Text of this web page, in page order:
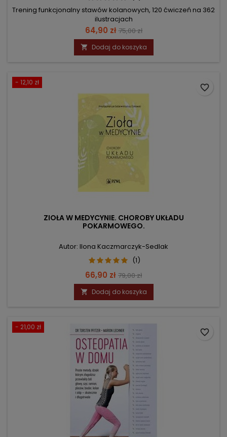
Trening funkcjonalny stawów kolanowych, 120 ćwiczeń na 362
ilustracjach
Cena
64,90 zł Cena
podstawowa
75,00 zł
 Dodaj do koszyka
- 12,10 zł
ZIOŁA W MEDYCYNIE. CHOROBY UKŁADU
POKARMOWEGO.
Autor: Ilona Kaczmarczyk-Sedlak
(1)
Cena
66,90 zł Cena
podstawowa
79,00 zł
 Dodaj do koszyka
favorite_border
- 21,00 zł
favorite_border